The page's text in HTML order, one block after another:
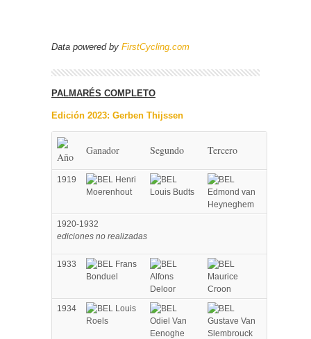
Data powered by FirstCycling.com
PALMARÉS COMPLETO
Edición 2023: Gerben Thijssen
Año
Ganador Segundo Tercero
1919
Henri
Moerenhout
Louis Budts
Edmond van
Heyneghem
1920-1932
ediciones no realizadas
1933
Frans
Bonduel
Alfons
Deloor
Maurice
Croon
1934
Louis
Roels
Odiel Van
Eenoghe
Gustave Van
Slembrouck